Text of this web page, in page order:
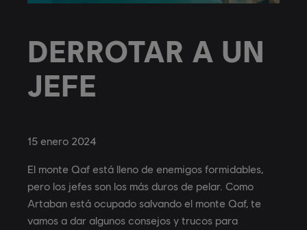
15 enero 2024
DERROTAR A UN
JEFE
El monte Qaf está lleno de enemigos formidables,
pero los jefes son los más duros de pelar. Como
Artaban está ocupado salvando el monte Qaf, te
vamos a dar algunos consejos y trucos para